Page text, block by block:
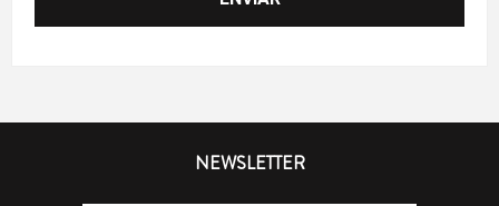
NEWSLETTER